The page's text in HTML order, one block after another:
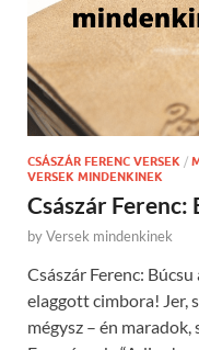
CSÁSZÁR FERENC VERSEK /
VERSEK MINDENKINEK
Császár Ferenc:
byVersek mindenkinek
Császár Ferenc:
elaggott cimbora! Jer,
mégysz – én